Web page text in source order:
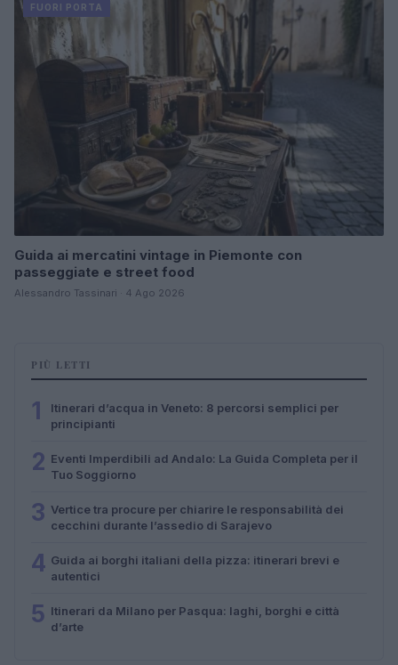
FUORI PORTA
Guida ai mercatini vintage in Piemonte con
passeggiate e street food
Alessandro Tassinari · 4 Ago 2026
PIÙ LETTI
1
Itinerari d’acqua in Veneto: 8 percorsi semplici per
principianti
2 Eventi Imperdibili ad Andalo: La Guida Completa per il
Tuo Soggiorno
3 Vertice tra procure per chiarire le responsabilità dei
cecchini durante l’assedio di Sarajevo
4 Guida ai borghi italiani della pizza: itinerari brevi e
autentici
5 Itinerari da Milano per Pasqua: laghi, borghi e città
d’arte